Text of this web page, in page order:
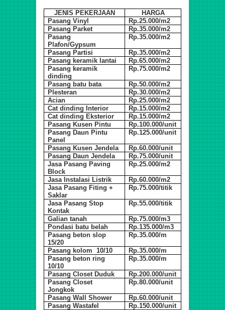
JENIS PEKERJAAN
HARGA
Pasang Vinyl
Rp.25.000/m2
Pasang Parket
Rp.35.000/m2
Pasang
Plafon/Gypsum
Rp.35.000/m2
Pasang Partisi
Rp.35.000/m2
Pasang keramik lantai
Rp.65.000/m2
Pasang keramik
dinding
Rp.75.000/m2
Pasang batu bata
Rp.50.000/m2
Plesteran
Rp.30.000/m2
Acian
Rp.25.000/m2
Cat dinding Interior
Rp.15.000/m2
Cat dinding Eksterior
Rp.15.000/m2
Pasang Kusen Pintu
Rp.100.000/unit
Pasang Daun Pintu
Panel
Rp.125.000/unit
Pasang Kusen Jendela
Rp.60.000/unit
Pasang Daun Jendela
Rp.75.000/unit
Jasa Pasang Paving
Block
Rp.25.000/m2
Jasa Instalasi Listrik
Rp.60.000/m2
Jasa Pasang Fiting +
Saklar
Rp.75.000/titik
Jasa Pasang Stop
Kontak
Rp.55.000/titik
Galian tanah
Rp.75.000/m3
Pondasi batu belah
Rp.135.000/m3
Pasang beton slop
15/20
Rp.35.000/m
Pasang kolom 10/10
Rp.35.000/m
Pasang beton ring
10/10
Rp.35.000/m
Pasang Closet Duduk
Rp.200.000/unit
Pasang Closet
Jongkok
Rp.80.000/unit
Pasang Wall Shower
Rp.60.000/unit
Pasang Wastafel
Rp.150.000/unit